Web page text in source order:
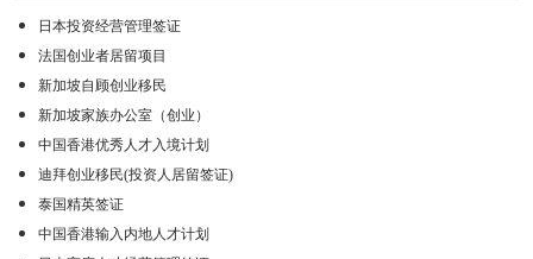
日本投资经营管理签证
法国创业者居留项目
新加坡自顾创业移民
新加坡家族办公室（创业）
中国香港优秀人才入境计划
迪拜创业移民(投资人居留签证)
泰国精英签证
中国香港输入内地人才计划